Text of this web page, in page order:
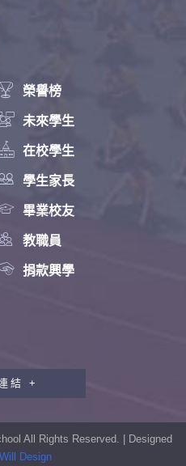
榮譽榜
未來學生
在校學生
學生家長
畢業校友
 教職員
捐款興學
結 +
研習專區
教育專區
All Rights Reserved. | Designed
Design